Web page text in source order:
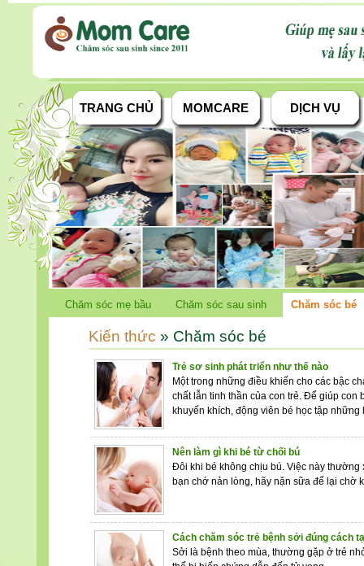
TRANG CHỦ MOMCARE DỊCH VỤ
Chăm sóc mẹ bầu Chăm sóc sau sinh Chăm sóc bé
Kiến thức » Chăm sóc bé
Trẻ sơ sinh phát triển như thế nào
Một trong những điều khiến cho các bậc
chất lẫn tinh thần của con trẻ. Để giúp con
khuyến khích, động viên bé học tập
Nên làm gì khi bé từ chối bú
Đôi khi bé không chịu bú. Việc này thường
bạn chớ nản lòng, hãy nặn sữa để lại chờ
Cách chăm sóc trẻ bệnh sởi đúng cách
Sởi là bệnh theo mùa, thường gặp ở trẻ